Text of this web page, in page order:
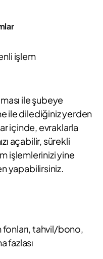
işlem
ile şubeye
ile dilediğiniz yerden
içinde, evraklarla
açabilir, sürekli
işlemlerinizi yine
yapabilirsiniz.
fonları, tahvil/bono,
fazlası